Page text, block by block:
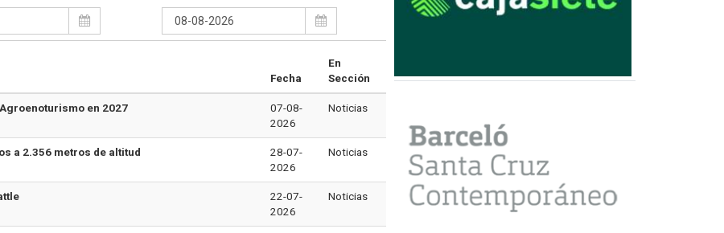
Fecha
En
Sección
en 2027
07-08-
2026
Noticias
a 2.356 metros de altitud
28-07-
2026
Noticias
22-07-
2026
Noticias